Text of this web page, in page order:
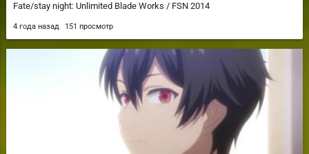
Fate/stay night: Unlimited Blade Works / FSN 2014
4 года назад 151 просмотр